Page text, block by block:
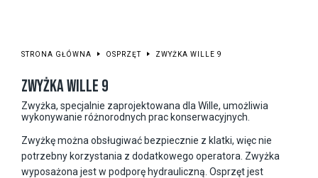
STRONA GŁÓWNA OSPRZĘT ZWYŻKA WILLE 9
ZWYŻKA WILLE 9
Zwyżka, specjalnie zaprojektowana dla Wille, umożliwia
wykonywanie różnorodnych prac konserwacyjnych.
Zwyżkę można obsługiwać bezpiecznie z klatki, więc nie
potrzebny korzystania z dodatkowego operatora. Zwyżka
wyposażona jest w podporę hydrauliczną. Osprzęt jest